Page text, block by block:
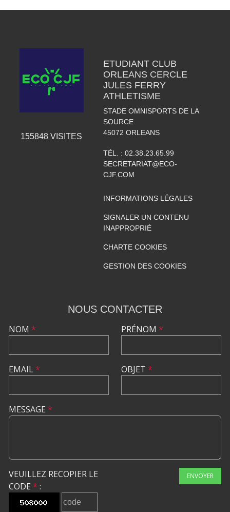
155848 VISITES
ETUDIANT CLUB
ORLEANS CERCLE
JULES FERRY
ATHLETISME
STADE OMNISPORTS DE LA
SOURCE
45072 ORLEANS
TÉL. : 02.38.23.65.99
SECRETARIAT@ECO-
CJF.COM
INFORMATIONS LÉGALES
SIGNALER UN CONTENU
INAPPROPRIÉ
CHARTE COOKIES
GESTION DES COOKIES
NOUS CONTACTER
NOM *
EMAIL*
PRÉNOM *
OBJET *
MESSAGE *
VEUILLEZ RECOPIER LE
CODE * :
ENVOYER